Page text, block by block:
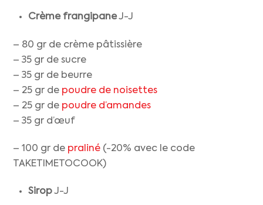
Crème frangipaneJ-J
– 80 gr de crème pâtissière
– 35 gr de sucre
– 35 gr de beurre
– 25 gr de poudre de noisettes
– 25 gr de poudre d’amandes
– 35 gr d’œuf
– 100 gr de praliné (-20% avec le code
TAKETIMETOCOOK)
SiropJ-J